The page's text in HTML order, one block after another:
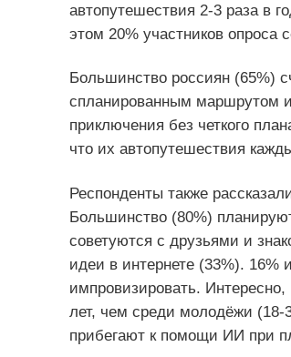
автопутешествия 2-3 раза в
этом 20% участников опроса
Большинство россиян (65%)
спланированным маршрутом
приключения без четкого
что их автопутешествия
Респонденты также
Большинство (80%)
советуются с друзьями и
идеи в интернете (33%). 16%
импровизировать.
лет, чем среди молодёжи (18-
прибегают к помощи ИИ при